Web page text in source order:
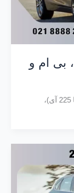
قیمت باتری بی ام و 225i ، بی ام و
معرفی باتری بی ام و 225i بی ام و 225i (یا 225 آی)،